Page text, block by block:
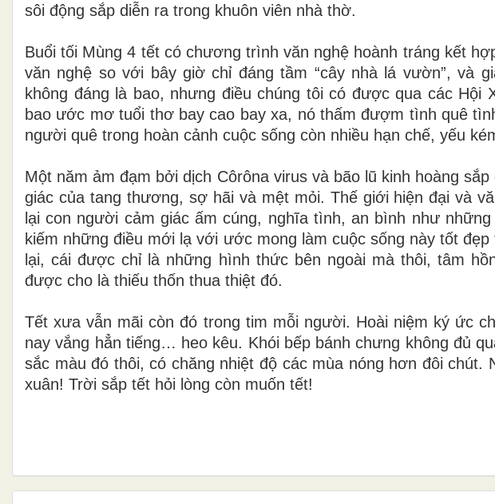
sôi động sắp diễn ra trong khuôn viên nhà thờ.
Buổi tối Mùng 4 tết có chương trình văn nghệ hoành tráng kết
văn nghệ so với bây giờ chỉ đáng tầm “cây nhà lá vườn”, và
không đáng là bao, nhưng điều chúng tôi có được qua các Hội
bao ước mơ tuổi thơ bay cao bay xa, nó thấm đượm tình quê
người quê trong hoàn cảnh cuộc sống còn nhiều hạn chế, yếu
Một năm ảm đạm bởi dịch Côrôna virus và bão lũ kinh hoàng
giác của tang thương, sợ hãi và mệt mỏi. Thế giới hiện đại và
lại con người cảm giác ấm cúng, nghĩa tình, an bình như
kiếm những điều mới lạ với ước mong làm cuộc sống này tốt
lại, cái được chỉ là những hình thức bên ngoài mà thôi, tâm
được cho là thiếu thốn thua thiệt đó.
Tết xưa vẫn mãi còn đó trong tim mỗi người. Hoài niệm ký ức
nay vắng hẳn tiếng… heo kêu. Khói bếp bánh chưng không đủ
sắc màu đó thôi, có chăng nhiệt độ các mùa nóng hơn đôi chút.
xuân! Trời sắp tết hỏi lòng còn muốn tết!